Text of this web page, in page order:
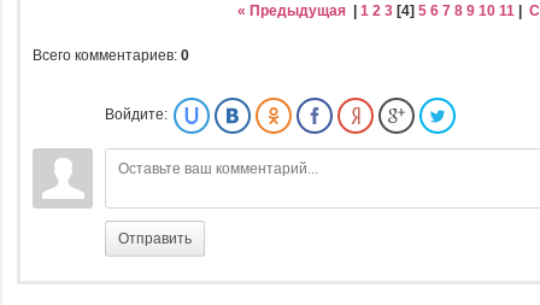
« Предыдущая| 1 2 3[4] 5 6 7 8 9 10 11|
Всего комментариев: 0
Войдите:
Отправить